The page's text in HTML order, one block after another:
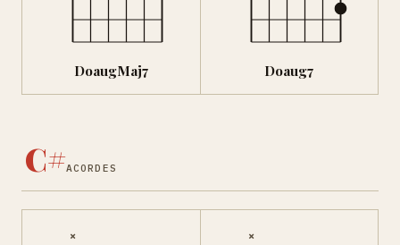
DoaugMaj7 Doaug7
C#ACORDES
× ×